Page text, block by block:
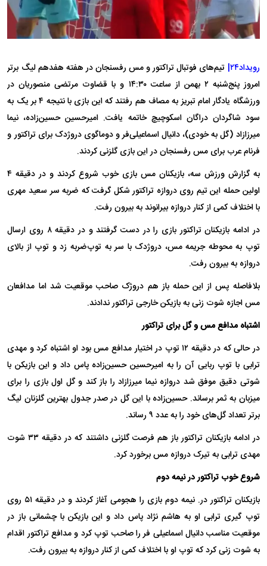
رویداد۲۴|
تیم‌های فوتبال تراکتور و مس رفسنجان در هفته هفدهم لیگ برتر
امروز پنج‌شنبه ۲ بهمن از ساعت ۱۴:۳۰ و با قضاوت مرتضی منصوریان در
ورزشگاه یادگار امام تبریز به مصاف هم رفتند که این بازی با نتیجه ۴ بر یک به
سود شاگردان دراگان اسکوچیچ خاتمه یافت. امیرحسین حسین‌زاده، نیما
میرزازاد (گل به خودی)، دانیال اسماعیلی‌فر و دوماگوی دروژدک برای تراکتور و
فرنام عرب برای مس رفسنجان در این بازی گلزنی کردند.
به گزارش ورزش سه، بازیکنان مس بازی خوب شروع کردند و در دقیقه ۴
اولین حمله این تیم روی دروازه تراکتور شکل گرفت که ضربه سر سعید مهری
با اختلاف کمی از کنار دروازه بیرانوند به بیرون رفت.
در ادامه بازیکنان تراکتور بازی را در دست گرفتند و در دقیقه ۸ روی ارسال
توپ به محوطه جریمه مس، دروژدک با سر به توپ‌ضربه زد و توپ از بالای
دروازه به بیرون رفت.
بلافاصله پس از این حمله باز هم دروژک صاحب موقعیت شد اما مدافعان
مس اجازه شوت زنی به بازیکن خارجی تراکتور ندادند.
اشتباه مدافع مس و گل برای تراکتور
در حالی که در دقیقه ۱۲ توپ در اختیار مدافع مس بود او اشتباه کرد و مهدی
ترابی با توپ ربایی آن را به امیرحسین حسین‌زاده پاس داد و این بازیکن با
شوتی دقیق موفق شد دروازه نیما میرزازاد را باز کند و گل اول بازی را برای
میزبان به ثمر برساند. حسین‌زاده با این گل در صدر جدول بهترین گلزنان لیگ
برتر تعداد گل‌های خود را به عدد ۹ رساند.
در ادامه بازیکنان تراکتور باز هم فرصت گلزنی داشتند که در دقیقه ۳۳ شوت
مهدی ترابی به تیرک دروازه مس برخورد کرد.
شروع خوب تراکتور در نیمه دوم
بازیکنان تراکتور در. نیمه دوم بازی را هجومی آغاز کردند و در دقیقه ۵۱ روی
توپ گیری ترابی او به هاشم نژاد پاس داد و این بازیکن با چشمانی باز در
موقعیت مناسب دانیال اسماعیلی فر را صاحب توپ کرد و مدافع تراکتور اقدام
به شوت زنی کرد که توپ او با اختلاف کمی از کنار دروازه به بیرون رفت.